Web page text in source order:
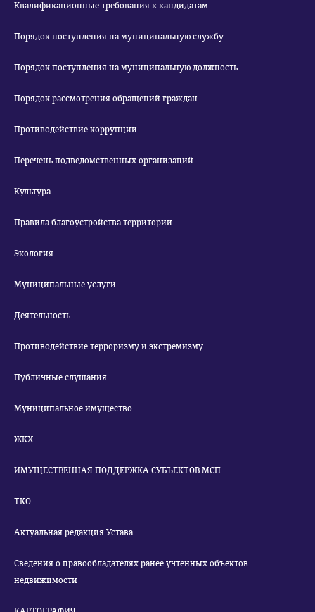
Квалификационные требования к кандидатам
Порядок поступления на муниципальную службу
Порядок поступления на муниципальную должность
Порядок рассмотрения обращений граждан
Противодействие коррупции
Перечень подведомственных организаций
Культура
Правила благоустройства территории
Экология
Муниципальные услуги
Деятельность
Противодействие терроризму и экстремизму
Публичные слушания
Муниципальное имущество
ЖКХ
ИМУЩЕСТВЕННАЯ ПОДДЕРЖКА СУБЪЕКТОВ МСП
ТКО
Актуальная редакция Устава
Сведения о правообладателях ранее учтенных объектов
недвижимости